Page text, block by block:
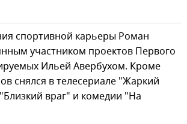
спортивной карьеры Роман
участником проектов Первого
Ильей Авербухом. Кроме
снялся в телесериале "Жаркий
враг" и комедии "На